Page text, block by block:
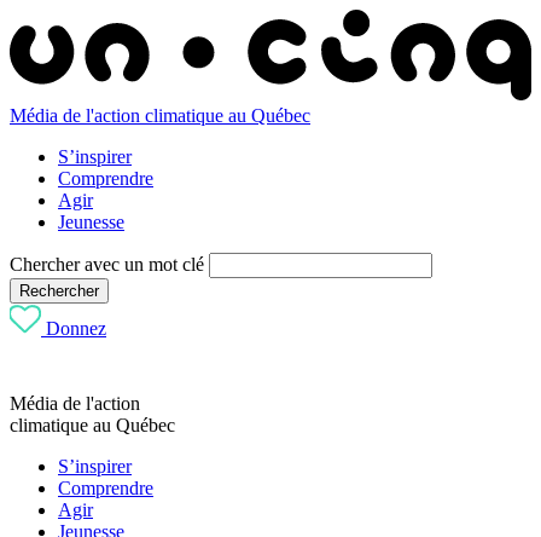
Média de l'action climatique au Québec
S’inspirer
Comprendre
Agir
Jeunesse
Chercher avec un mot clé
Rechercher
Donnez
Média de l'action
climatique au Québec
S’inspirer
Comprendre
Agir
Jeunesse